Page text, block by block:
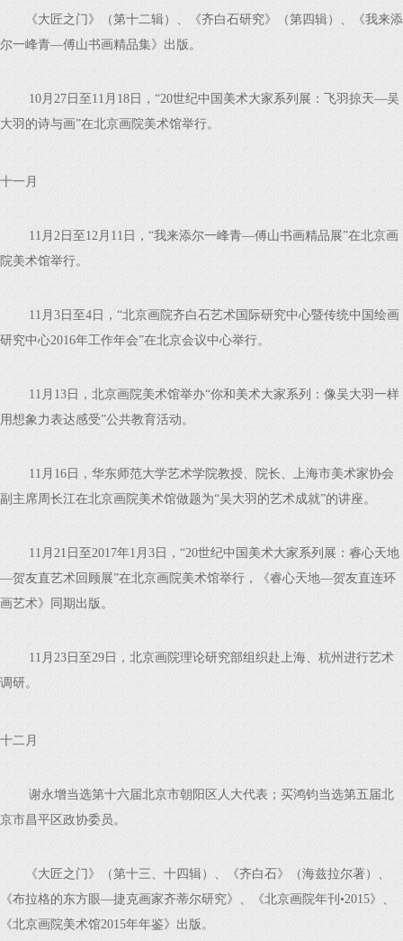
《大匠之门》（第十二辑）、《齐白石研究》（第四辑）、《我来添
尔一峰青—傅山书画精品集》出版。
10月27日至11月18日，“20世纪中国美术大家系列展：飞羽掠天—吴
大羽的诗与画”在北京画院美术馆举行。
十一月
11月2日至12月11日，“我来添尔一峰青—傅山书画精品展”在北京画
院美术馆举行。
11月3日至4日，“北京画院齐白石艺术国际研究中心暨传统中国绘画
研究中心2016年工作年会”在北京会议中心举行。
11月13日，北京画院美术馆举办“你和美术大家系列：像吴大羽一样
用想象力表达感受”公共教育活动。
11月16日，华东师范大学艺术学院教授、院长、上海市美术家协会
副主席周长江在北京画院美术馆做题为“吴大羽的艺术成就”的讲座。
11月21日至2017年1月3日，“20世纪中国美术大家系列展：睿心天地
—贺友直艺术回顾展”在北京画院美术馆举行，《睿心天地—贺友直连环
画艺术》同期出版。
11月23日至29日，北京画院理论研究部组织赴上海、杭州进行艺术
调研。
十二月
谢永增当选第十六届北京市朝阳区人大代表；买鸿钧当选第五届北
京市昌平区政协委员。
《大匠之门》（第十三、十四辑）、《齐白石》（海兹拉尔著）、
《布拉格的东方眼—捷克画家齐蒂尔研究》、《北京画院年刊•2015》、
《北京画院美术馆2015年年鉴》出版。